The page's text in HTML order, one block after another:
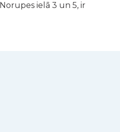
ielā 3 un 5, ir